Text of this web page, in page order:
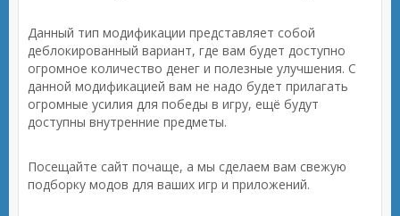
Данный тип модификации представляет собой
деблокированный вариант, где вам будет доступно
огромное количество денег и полезные улучшения. С
данной модификацией вам не надо будет прилагать
огромные усилия для победы в игру, ещё будут
доступны внутренние предметы.
Посещайте сайт почаще, а мы сделаем вам свежую
подборку модов для ваших игр и приложений.